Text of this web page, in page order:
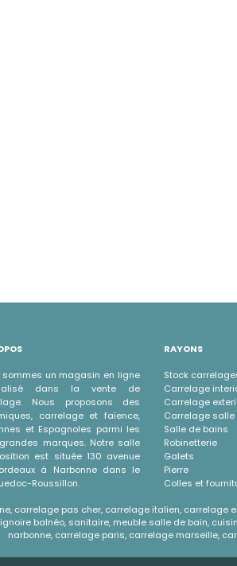
sommes un magasin en ligne
dans la vente de
Nous proposons des
carrelage et faïence,
et Espagnoles parmi les
marques. Notre salle
est située 130 avenue
à Narbonne dans le
Roussillon.
RAYONS
Stock
Carrelage
Carrelage
Carrelage
Salle de bains
Robinetterie
Galets
Pierre
Colles et
carrelage pas cher, carrelage italien, carrelage
balnéo, sanitaire, meuble salle de bain,
narbonne, carrelage paris, carrelage marseille,